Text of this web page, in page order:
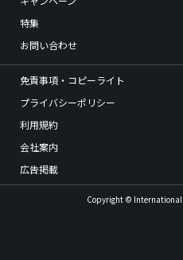
特集
お問い合わせ
免責事項・コピーライト
プライバシーポリシー
利用規約
会社案内
広告掲載
Copyright ©